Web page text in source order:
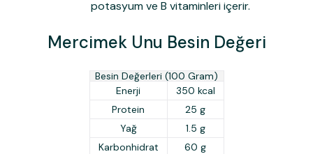
potasyum ve B vitaminleri içerir.
Mercimek Unu Besin Değeri
Besin Değerleri (100 Gram)
Enerji
350 kcal
Protein
25 g
Yağ
1.5 g
Karbonhidrat
60 g